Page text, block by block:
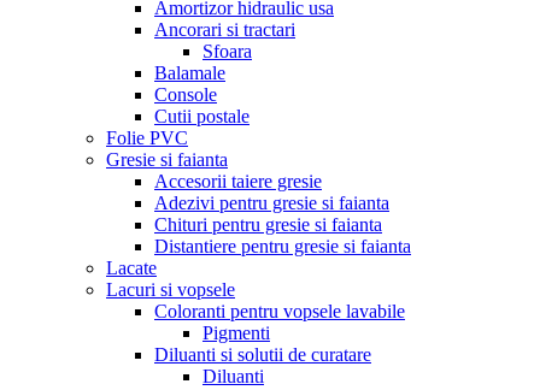
Amortizor hidraulic usa
Ancorari si tractari
Sfoara
Balamale
Console
Cutii postale
Folie PVC
Gresie si faianta
Accesorii taiere gresie
Adezivi pentru gresie si faianta
Chituri pentru gresie si faianta
Distantiere pentru gresie si faianta
Lacate
Lacuri si vopsele
Coloranti pentru vopsele lavabile
Pigmenti
Diluanti si solutii de curatare
Diluanti